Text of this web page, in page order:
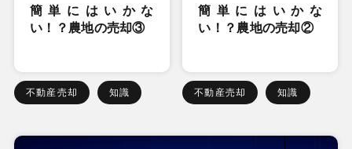
簡単にはいかな
い！？農地の売却③
不動産売却 知識
簡単にはいかな
い！？農地の売却②
不動産売却 知識